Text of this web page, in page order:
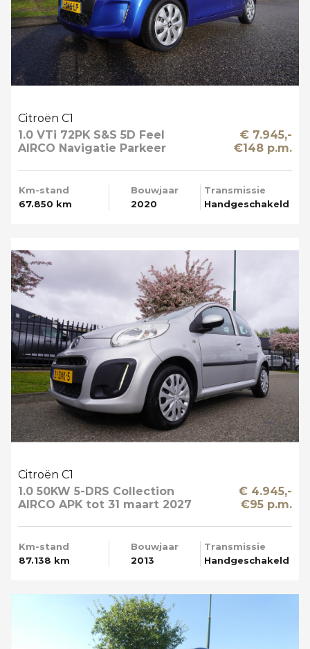
Citroën C1
1.0 VTi 72PK S&S 5D Feel
AIRCO Navigatie Parkeer
€ 7.945,-
€148 p.m.
Km-stand
67.850 km
Bouwjaar
2020
Transmissie
Handgeschakeld
Citroën C1
1.0 50KW 5-DRS Collection
AIRCO APK tot 31 maart 2027
€ 4.945,-
€95 p.m.
Km-stand
87.138 km
Bouwjaar
2013
Transmissie
Handgeschakeld